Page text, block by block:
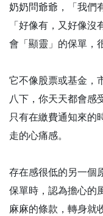
奶奶問爺爺，「我們
「好像有，又好像
會「顯靈」的保單，
它不像股票或基金，
八下，你天天都會感
只有在繳費通知來的
走的心痛感。
存在感很低的另一個
保單時，認為擔心的
麻麻的條款，轉身就